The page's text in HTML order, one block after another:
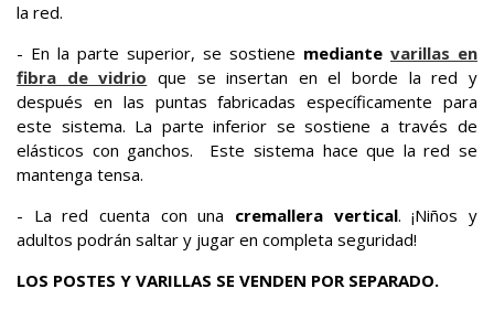
la red.
- En la parte superior, se sostiene mediante varillas en
fibra de vidrio que se insertan en el borde la red y
después en las puntas fabricadas específicamente para
este sistema. La parte inferior se sostiene a través de
elásticos con ganchos. Este sistema hace que la red se
mantenga tensa.
- La red cuenta con una cremallera vertical. ¡Niños y
adultos podrán saltar y jugar en completa seguridad!
LOS POSTES Y VARILLAS SE VENDEN POR SEPARADO.